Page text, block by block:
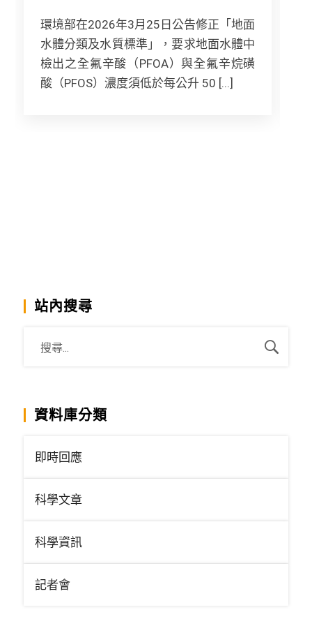
環境部在2026年3月25日公告修正「地面
水體分類及水質標準」，要求地面水體中
檢出之全氟辛酸（PFOA）與全氟辛烷磺
酸（PFOS）濃度須低於每公升 50 [...]
站內搜尋
資料庫分類
即時回應
科學文章
科學資訊
記者會